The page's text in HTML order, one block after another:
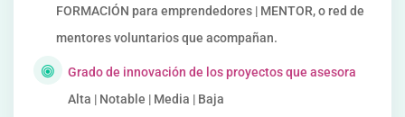
FORMACIÓN para emprendedores | MENTOR, o red de
mentores voluntarios que acompañan.
Grado de innovación de los proyectos que asesora
Alta | Notable | Media | Baja